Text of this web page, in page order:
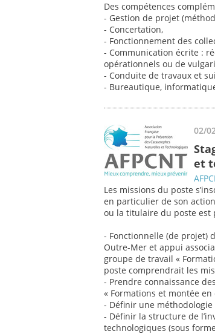
Des compétences
- Gestion de projet
- Concertation,
- Fonctionnement des
- Communication écrite :
opérationnels ou de
- Conduite de travaux et
- Bureautique,
02/
et
Les missions du poste
en particulier de son
ou la titulaire du poste est
- Fonctionnelle (de projet)
Outre-Mer et appui
groupe de travail «
poste comprendrait les
- Prendre connaissance
« Formations et montée
- Définir une méthodologie
- Définir la structure de
technologiques (sous